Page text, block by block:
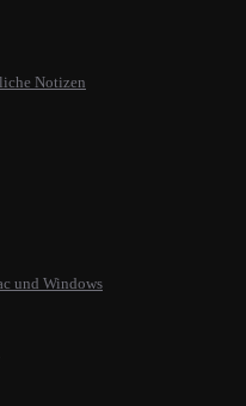
Notizen
und Windows